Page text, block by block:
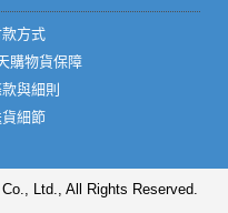
方式
購物貨保障
與細則
細節
Ltd., All Rights Reserved.